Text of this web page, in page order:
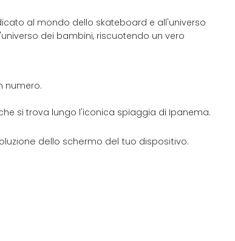
al mondo dello skateboard e all'universo
dei bambini, riscuotendo un vero
numero.
si trova lungo l'iconica spiaggia di Ipanema.
dello schermo del tuo dispositivo.